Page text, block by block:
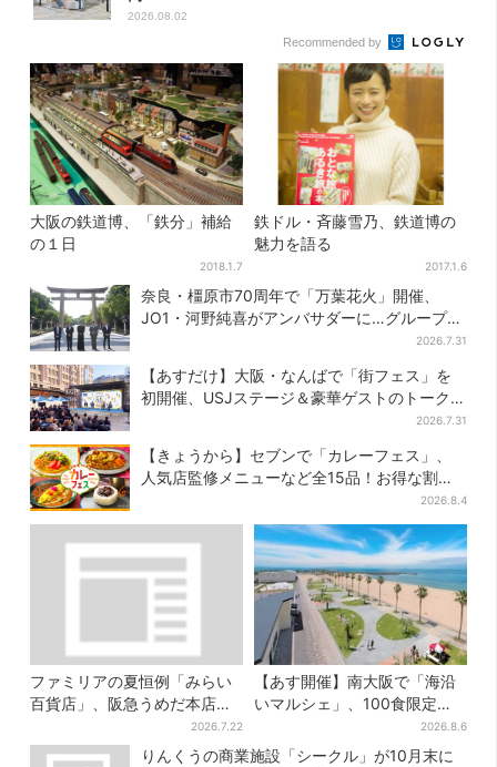
2026.08.02
Recommended by
大阪の鉄道博、「鉄分」補給
の１日
2018.1.7
鉄ドル・斉藤雪乃、鉄道博の
魅力を語る
2017.1.6
奈良・橿原市70周年で「万葉花火」開催、
JO1・河野純喜がアンバサダーに…グループ楽
2026.7.31
【あすだけ】大阪・なんばで「街フェス」を
初開催、USJステージ＆豪華ゲストのトークシ
2026.7.31
【きょうから】セブンで「カレーフェス」、
人気店監修メニューなど全15品！お得な割引
2026.8.4
ファミリアの夏恒例「みらい
百貨店」、阪急うめだ本店で
開幕…限定グッズを大人買い
する人続出
2026.7.22
【あす開催】南大阪で「海沿
いマルシェ」、100食限定
「たこ飯」のふるまい＆キッ
ズ縁日も
2026.8.6
りんくうの商業施設「シークル」が10月末に